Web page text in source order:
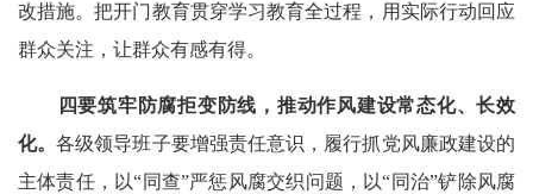
改措施。把开门教育贯穿学习教育全过程，用实际行动回应
群众关注，让群众有感有得。
四要筑牢防腐拒变防线，推动作风建设常态化、长效
化。各级领导班子要增强责任意识，履行抓党风廉政建设的
主体责任，以“同查”严惩风腐交织问题，以“同治”铲除风腐